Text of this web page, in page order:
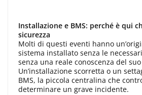
Installazione e BMS: perché è qui
sicurezza
Molti di questi eventi hanno
sistema installato senza le
senza una reale conoscenza del
Un’installazione scorretta o un
BMS, la piccola centralina che
determinare un grave incidente.